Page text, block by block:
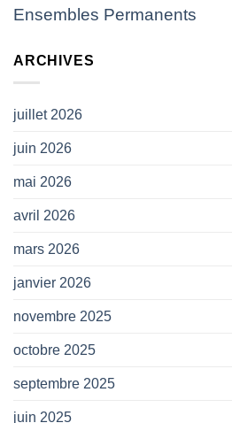
des
Ensembles Permanents
ARCHIVES
juillet 2026
juin 2026
mai 2026
avril 2026
mars 2026
janvier 2026
novembre 2025
octobre 2025
septembre 2025
juin 2025